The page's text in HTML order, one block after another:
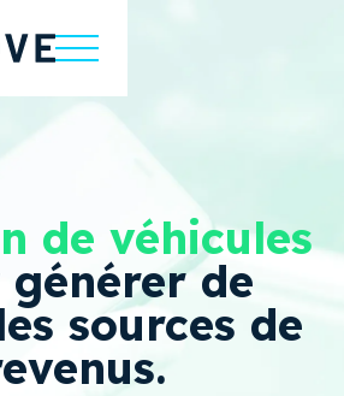
de véhicules
de
sources de